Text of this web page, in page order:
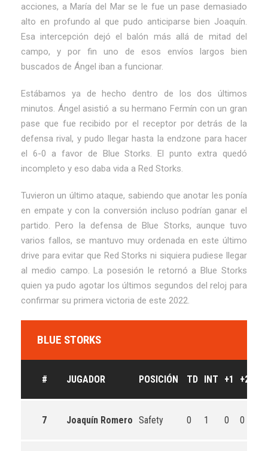
acciones, a María del Mar se le fue un pase demasiado
alto en profundo al que pudo anticiparse bien Joaquín.
Esa intercepción dejó el balón más allá de mitad del
campo, y por fin uno de esos envíos largos bien
buscados de Ángel iban a funcionar.
Estábamos ya de hecho dentro de los dos últimos
minutos. Ángel asistió a su hermano Fermín con un gran
pase que fue recibido por el receptor por detrás de la
defensa rival, y pudo llegar hasta la endzone para hacer
el 6-0 a favor de Blue Storks. El punto extra quedó
incompleto y eso daba vida a Red Storks.
Tuvieron un último ataque, sabiendo que anotar les ponía
en empate y con la conversión incluso podrían ganar el
partido. Pero la defensa de Blue Storks, aunque tuvo
varios fallos, se mantuvo muy ordenada en este último
drive para evitar que Red Storks ni siquiera pudiese llegar
al medio campo. La posesión le retornó a Blue Storks
quien ya pudo agotar los últimos segundos del reloj para
confirmar su primera victoria de este 2022.
BLUE STORKS
# JUGADOR POSICIÓN TD INT +1 +2
7 Joaquín Romero Safety 0 1 0 0